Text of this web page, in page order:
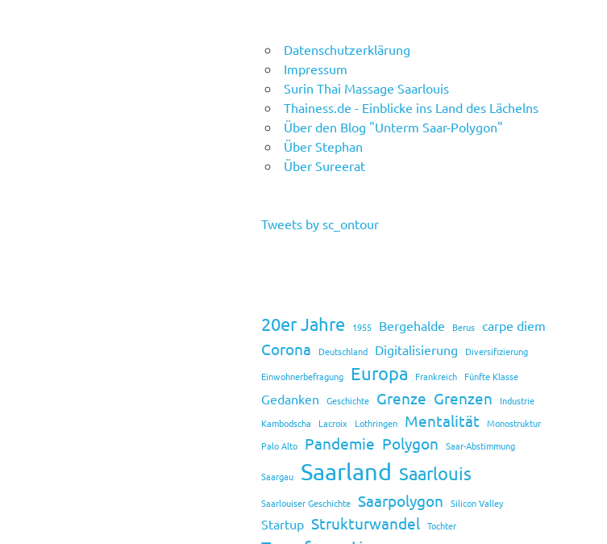
Datenschutzerklärung
Impressum
Surin Thai Massage Saarlouis
Thainess.de - Einblicke ins Land des Lächelns
Über den Blog "Unterm Saar-Polygon"
Über Stephan
Über Sureerat
Tweets by sc_ontour
20er Jahre 1955 Bergehalde Berus carpe diem
Corona Deutschland Digitalisierung
Diversifizierung
Einwohnerbefragung
Europa Frankreich Fünfte Klasse
Gedanken Geschichte Grenze Grenzen
Industrie
Kambodscha
Lacroix Lothringen Mentalität
Monostruktur
Palo Alto
Pandemie Polygon Saar-Abstimmung
Saargau Saarland Saarlouis
Saarlouiser Geschichte Saarpolygon Silicon Valley
Startup Strukturwandel Tochter